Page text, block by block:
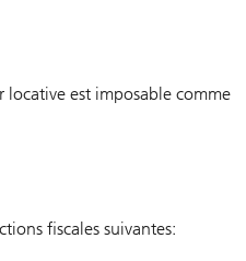
locative est imposable comme
fiscales suivantes: